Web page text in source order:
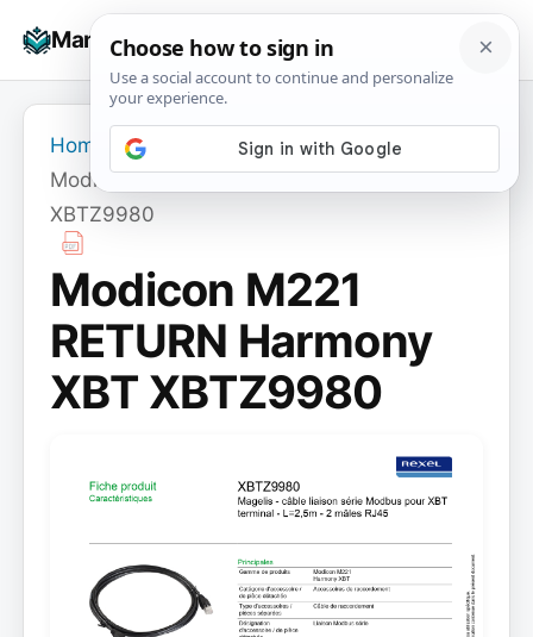
Manuals+
☰
Home
Modicon M221 RETURN Harmony XBT
XBTZ9980
Modicon M221
RETURN Harmony
XBT XBTZ9980